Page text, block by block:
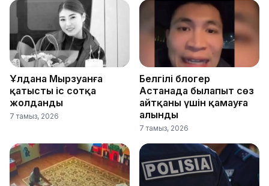
Ұлдана Мырзуанға
қатысты іс сотқа
жолданды
7 тамыз, 2026
Белгілі блогер
Астанада былапыт сөз
айтқаны үшін қамауға
алынды
7 тамыз, 2026